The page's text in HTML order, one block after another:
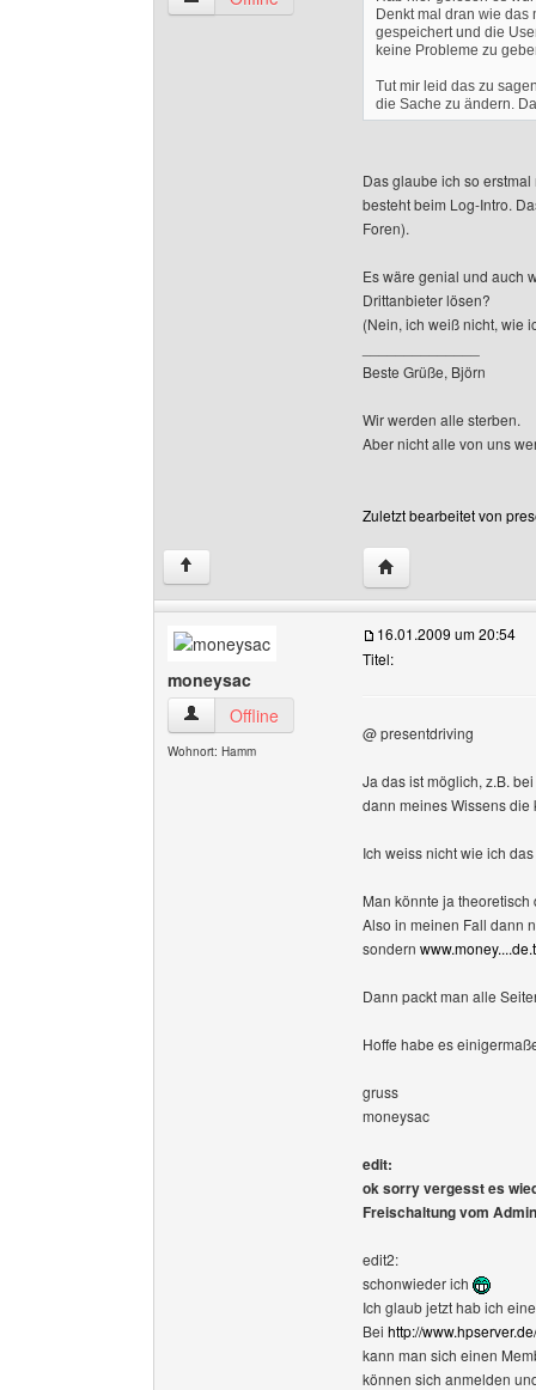
Denkt mal dran wie
gespeichert und die
keine Probleme zu
Tut mir leid das zu
die Sache zu ändern.
Das glaube ich so
besteht beim Log-Intro.
Foren).
Es wäre genial und auch
Drittanbieter lösen?
(Nein, ich weiß nicht, wie
Beste Grüße, Björn
Wir werden alle sterben.
Aber nicht alle von uns
Zuletzt bearbeitet von
↑ Website dieses
moneysac
moneysac Benutzer-Profile anzeigen
Offline
Wohnort: Hamm
16.01.2009 um 20:54
Titel:
@ presentdriving
Ja das ist möglich, z.B.
dann meines Wissens
Ich weiss nicht wie ich
Man könnte ja
Also in meinen Fall dann
sondern
Dann packt man alle
Hoffe habe es
gruss
moneysac
edit:
ok sorry vergesst es
Freischaltung vom
edit2:
schonwieder ich
Ich glaub jetzt hab ich
Bei http://www.hpserver.de/
kann man sich einen
können sich anmelden